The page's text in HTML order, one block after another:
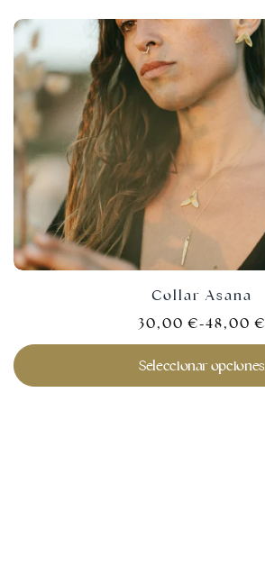
Collar Asana
30,00€-48,00€
Seleccionar opciones